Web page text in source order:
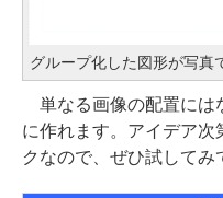
グループ化した図形が写真
単なる画像の配置には
に作れます。アイデア次
クなので、ぜひ試してみ